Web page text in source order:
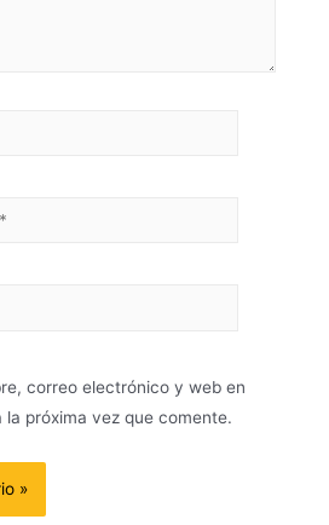
correo electrónico y web en
próxima vez que comente.